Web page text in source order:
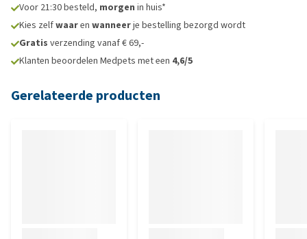
Voor 21:30 besteld, morgen in huis*
Kies zelfwaaren wanneerje bestelling bezorgd wordt
Gratis verzending vanaf € 69,-
Klanten beoordelen Medpets met een 4,6/5
Gerelateerde producten